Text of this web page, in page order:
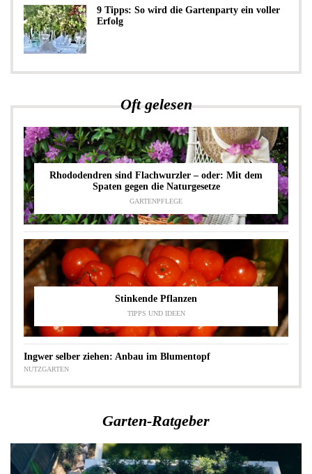
9 Tipps: So wird die Gartenparty ein voller
Erfolg
Oft gelesen
Rhododendren sind Flachwurzler – oder: Mit dem
Spaten gegen die Naturgesetze
GARTENPFLEGE
Stinkende Pflanzen
TIPPS UND IDEEN
Ingwer selber ziehen: Anbau im Blumentopf
NUTZGARTEN
Garten-Ratgeber